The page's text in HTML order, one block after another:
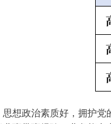
想政治素质好，拥护